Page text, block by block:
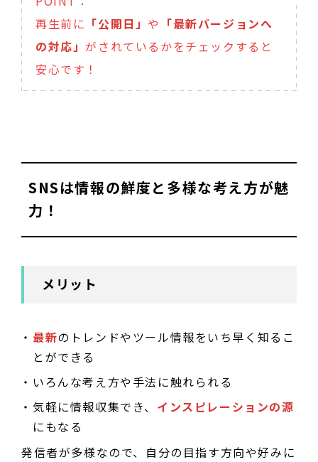
再生前に 「公開日」や 「最新バージョンへ
の対応」がされているかをチェックすると
安心です！
SNSは情報の鮮度と多様な考え方が魅
力！
メリット
最新のトレンドやツール情報をいち早く知るこ
とができる
いろんな考え方や手法に触れられる
気軽に情報収集でき、 インスピレーションの源
にもなる
発信者が多様なので、自分の目指す方向や好みに